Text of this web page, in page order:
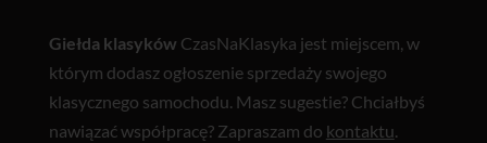
Giełda klasyków CzasNaKlasyka jest miejscem, w
którym dodasz ogłoszenie sprzedaży swojego
klasycznego samochodu. Masz sugestie? Chciałbyś
nawiązać współpracę? Zapraszam do kontaktu.